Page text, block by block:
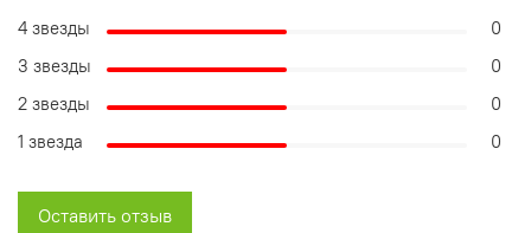
4 звезды
0
3 звезды
0
2 звезды
0
1 звезда
0
Оставить отзыв